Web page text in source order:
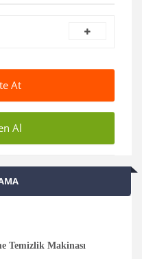
At
Al
Temizlik Makinası